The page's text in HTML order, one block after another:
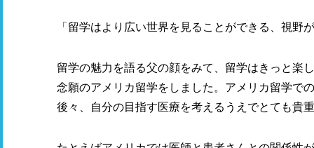
「留学はより広い世界を見ることができる、視野
留学の魅力を語る父の顔をみて、留学はきっと楽
念願のアメリカ留学をしました。アメリカ留学で
後々、自分の目指す医療を考えるうえでとても貴